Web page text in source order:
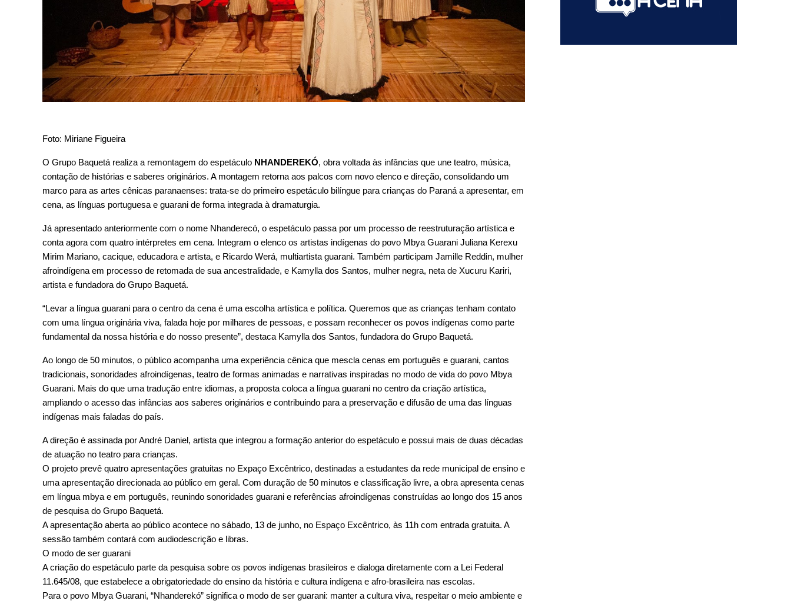
Foto: Miriane Figueira
O Grupo Baquetá realiza a remontagem do espetáculo NHANDEREKÓ, obra voltada às infâncias que une teatro, música,
contação de histórias e saberes originários. A montagem retorna aos palcos com novo elenco e direção, consolidando um
marco para as artes cênicas paranaenses: trata-se do primeiro espetáculo bilíngue para crianças do Paraná a apresentar, em
cena, as línguas portuguesa e guarani de forma integrada à dramaturgia.
Já apresentado anteriormente com o nome Nhanderecó, o espetáculo passa por um processo de reestruturação artística e
conta agora com quatro intérpretes em cena. Integram o elenco os artistas indígenas do povo Mbya Guarani Juliana Kerexu
Mirim Mariano, cacique, educadora e artista, e Ricardo Werá, multiartista guarani. Também participam Jamille Reddin, mulher
afroindígena em processo de retomada de sua ancestralidade, e Kamylla dos Santos, mulher negra, neta de Xucuru Kariri,
artista e fundadora do Grupo Baquetá.
“Levar a língua guarani para o centro da cena é uma escolha artística e política. Queremos que as crianças tenham contato
com uma língua originária viva, falada hoje por milhares de pessoas, e possam reconhecer os povos indígenas como parte
fundamental da nossa história e do nosso presente”, destaca Kamylla dos Santos, fundadora do Grupo Baquetá.
Ao longo de 50 minutos, o público acompanha uma experiência cênica que mescla cenas em português e guarani, cantos
tradicionais, sonoridades afroindígenas, teatro de formas animadas e narrativas inspiradas no modo de vida do povo Mbya
Guarani. Mais do que uma tradução entre idiomas, a proposta coloca a língua guarani no centro da criação artística,
ampliando o acesso das infâncias aos saberes originários e contribuindo para a preservação e difusão de uma das línguas
indígenas mais faladas do país.
A direção é assinada por André Daniel, artista que integrou a formação anterior do espetáculo e possui mais de duas décadas
de atuação no teatro para crianças.
O projeto prevê quatro apresentações gratuitas no Expaço Excêntrico, destinadas a estudantes da rede municipal de ensino e
uma apresentação direcionada ao público em geral. Com duração de 50 minutos e classificação livre, a obra apresenta cenas
em língua mbya e em português, reunindo sonoridades guarani e referências afroindígenas construídas ao longo dos 15 anos
de pesquisa do Grupo Baquetá.
A apresentação aberta ao público acontece no sábado, 13 de junho, no Espaço Excêntrico, às 11h com entrada gratuita. A
sessão também contará com audiodescrição e libras.
O modo de ser guarani
A criação do espetáculo parte da pesquisa sobre os povos indígenas brasileiros e dialoga diretamente com a Lei Federal
11.645/08, que estabelece a obrigatoriedade do ensino da história e cultura indígena e afro-brasileira nas escolas.
Para o povo Mbya Guarani, “Nhanderekó” significa o modo de ser guarani: manter a cultura viva, respeitar o meio ambiente e